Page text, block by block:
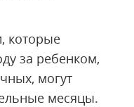
которые
за ребенком,
могут
месяцы.